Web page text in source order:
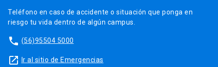
Teléfono en caso de accidente o situación que ponga en
riesgo tu vida dentro de algún campus.
phone (56)95504 5000
launch Ir al sitio de Emergencias